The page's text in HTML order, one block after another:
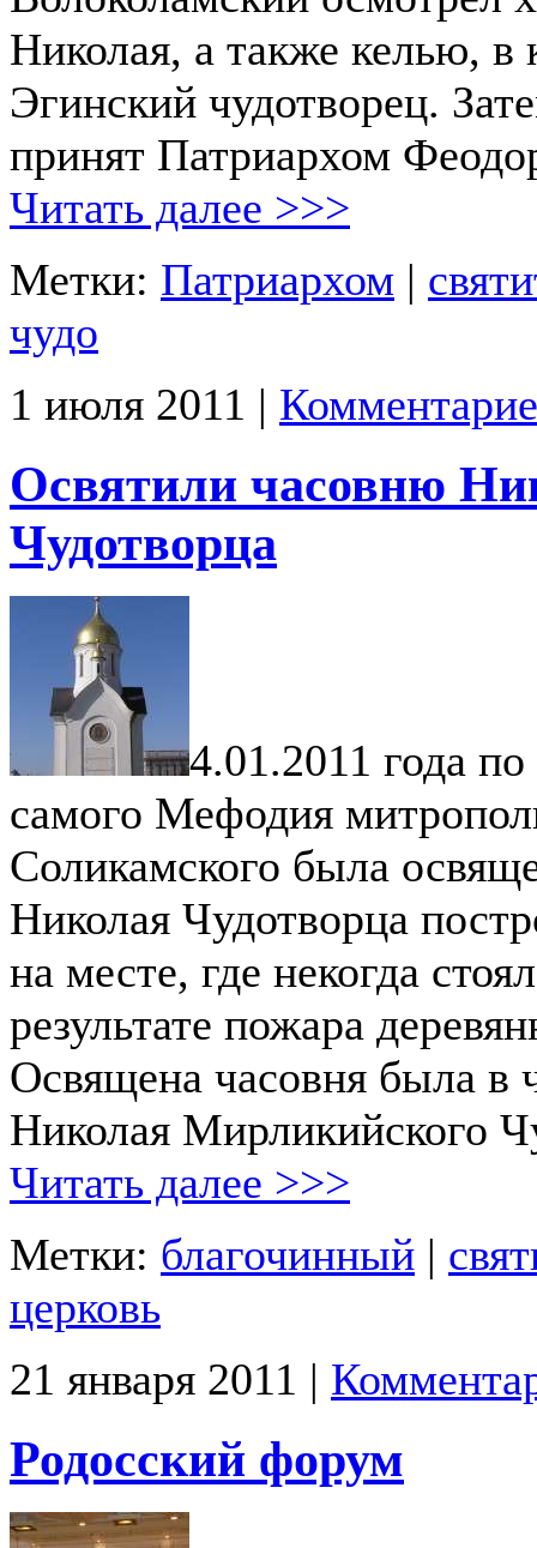
Николая, а также келью, в
Эгинский чудотворец.
принят Патриархом
Читать далее >>>
Метки: Патриархом |
чудо
1 июля 2011 |
Освятили часовню
Чудотворца
4.01.2011 года
самого Мефодия
Соликамского была
Николая Чудотворца
на месте, где некогда
результате пожара
Освящена часовня была в
Николая Мирликийского
Читать далее >>>
Метки: благочинный |
церковь
21 января 2011 |
Родосский форум